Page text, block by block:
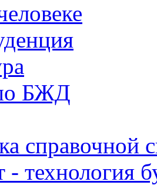
БЖД
справочной
- технология